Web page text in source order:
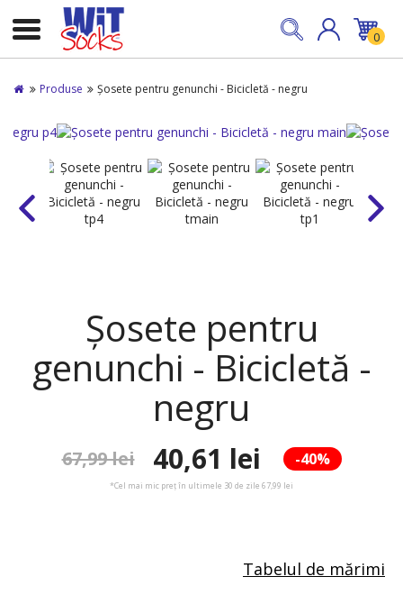
0
Produse Șosete pentru genunchi - Bicicletă - negru
Șosete pentru
genunchi - Bicicletă -
negru
-40%
67,99 lei 40,61 lei
*Cel mai mic preț în ultimele 30 de zile 67,99 lei
Tabelul de mărimi